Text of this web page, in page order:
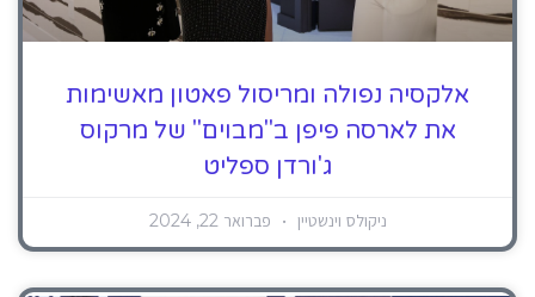
אלקסיה נפולה ומריסול פאטון מאשימות
את לארסה פיפן ב"מבוים" של מרקוס
ג'ורדן ספליט
ניקולס וינשטיין פברואר 22, 2024